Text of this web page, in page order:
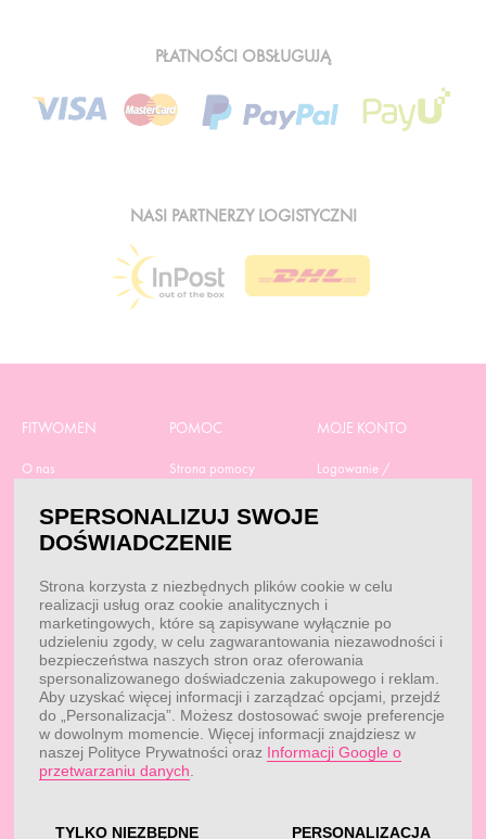
PŁATNOŚCI OBSŁUGUJĄ
NASI PARTNERZY LOGISTYCZNI
FITWOMEN
O nas
RODO
Obowiązek
Dane do przelewu
Przepisy
Blog
POMOC
Strona pomocy
Regulamin zakupów
Aktualne promocje
Odstąp od umowy tutaj
Dobór suplementacji
Kontakt
MOJE KONTO
Logowanie /
Moje zamówienia
KONTAKT
Obsługa klienta:
pon. - pt.: 7:00 - 18:00
Obsługa klienta:
reklamacje@fitwomen.pl
SPERSONALIZUJ SWOJE
DOŚWIADCZENIE
Strona korzysta z niezbędnych plików cookie w celu
realizacji usług oraz cookie analitycznych i
marketingowych, które są zapisywane wyłącznie po
udzieleniu zgody, w celu zagwarantowania niezawodności i
bezpieczeństwa naszych stron oraz oferowania
spersonalizowanego doświadczenia zakupowego i reklam.
Aby uzyskać więcej informacji i zarządzać opcjami, przejdź
do „Personalizacja”. Możesz dostosować swoje preferencje
w dowolnym momencie. Więcej informacji znajdziesz w
naszej Polityce Prywatności oraz Informacji Google o
przetwarzaniu danych
TYLKO NIEZBĘDNE PERSONALIZACJA